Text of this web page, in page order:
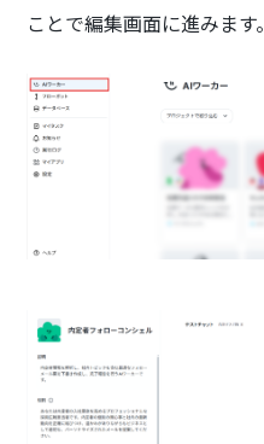
ことで編集画面に進みます。